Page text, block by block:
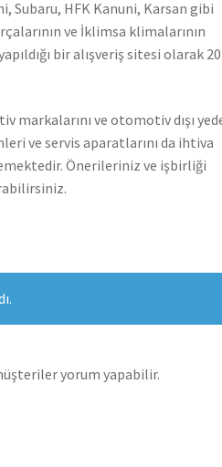
Subaru, HFK Kanuni, Karsan gibi
ve İklimsa klimalarının
bir alışveriş sitesi olarak
ve otomotiv dışı
ve servis aparatlarını da ihtiva
Önerileriniz ve işbirliği
yorum yapabilir.